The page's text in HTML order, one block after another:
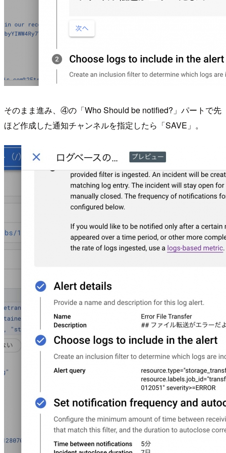
そのまま進み、④の「Who Should be notified?」パートで先
ほど作成した通知チャンネルを指定したら「SAVE」。